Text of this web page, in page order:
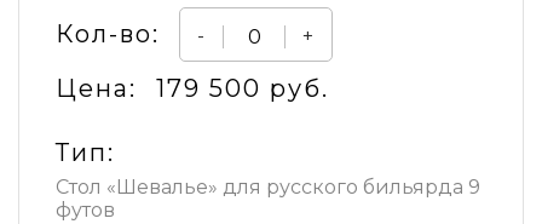
Кол-во: - +
Цена: 179 500 руб.
Тип:
Стол «Шевалье» для русского бильярда 9
футов